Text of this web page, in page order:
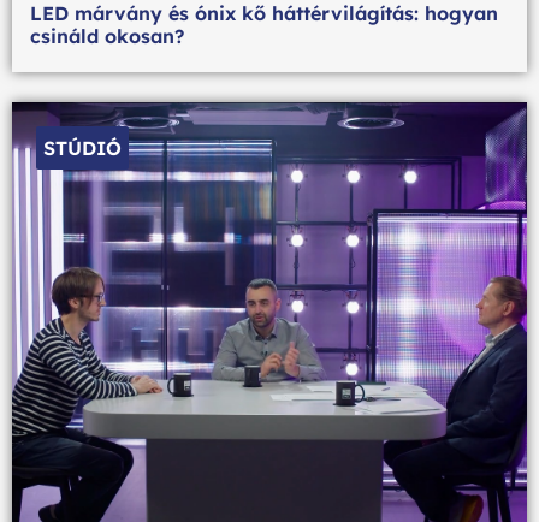
LED márvány és ónix kő háttérvilágítás: hogyan
csináld okosan?
STÚDIÓ